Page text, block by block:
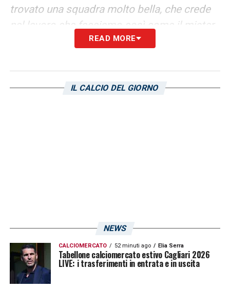
trovato una squadra molto bella, che crede
nel lavoro che facciamo così come il mister
che ci stimola in settimana per arrivare
abbia dei segreti per condurre le sue
squadre alla salvezza, semplicemente ci
valuteremo il proseguo»
LA PLAYLIST DELLE NOSTRE TOP NEWS
READ MORE
IL CALCIO DEL GIORNO
NEWS
CALCIOMERCATO 52 minuti ago Elia Serra
Tabellone calciomercato estivo Cagliari 2026
LIVE: i trasferimenti in entrata e in uscita